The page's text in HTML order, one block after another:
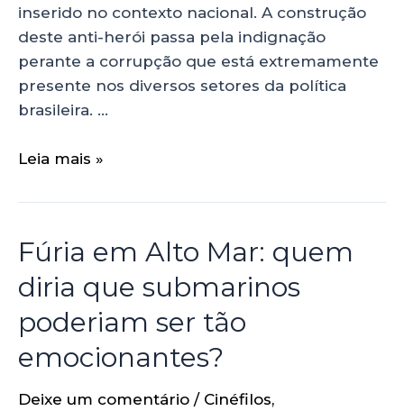
inserido no contexto nacional. A construção
deste anti-herói passa pela indignação
perante a corrupção que está extremamente
presente nos diversos setores da política
brasileira. …
Leia mais »
Fúria em Alto Mar: quem
diria que submarinos
poderiam ser tão
emocionantes?
Deixe um comentário / Cinéfilos,